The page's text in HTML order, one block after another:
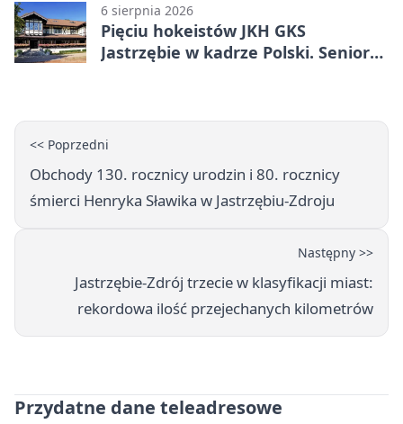
6 sierpnia 2026
Pięciu hokeistów JKH GKS
Jastrzębie w kadrze Polski. Seniorzy
<< Poprzedni
Obchody 130. rocznicy urodzin i 80. rocznicy
śmierci Henryka Sławika w Jastrzębiu-Zdroju
Następny >>
Jastrzębie-Zdrój trzecie w klasyfikacji miast:
rekordowa ilość przejechanych kilometrów
Przydatne dane teleadresowe